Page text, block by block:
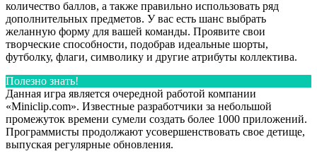
количество баллов, а также правильно использовать ряд
дополнительных предметов. У вас есть шанс выбрать
желанную форму для вашей команды. Проявите свои
творческие способности, подобрав идеальные шорты,
футболку, флаги, символику и другие атрибуты коллектива.
Полезно знать!
Данная игра является очередной работой компании
«Miniclip.com». Известные разработчики за небольшой
промежуток времени сумели создать более 1000 приложений.
Программисты продолжают усовершенствовать свое детище,
выпуская регулярные обновления.